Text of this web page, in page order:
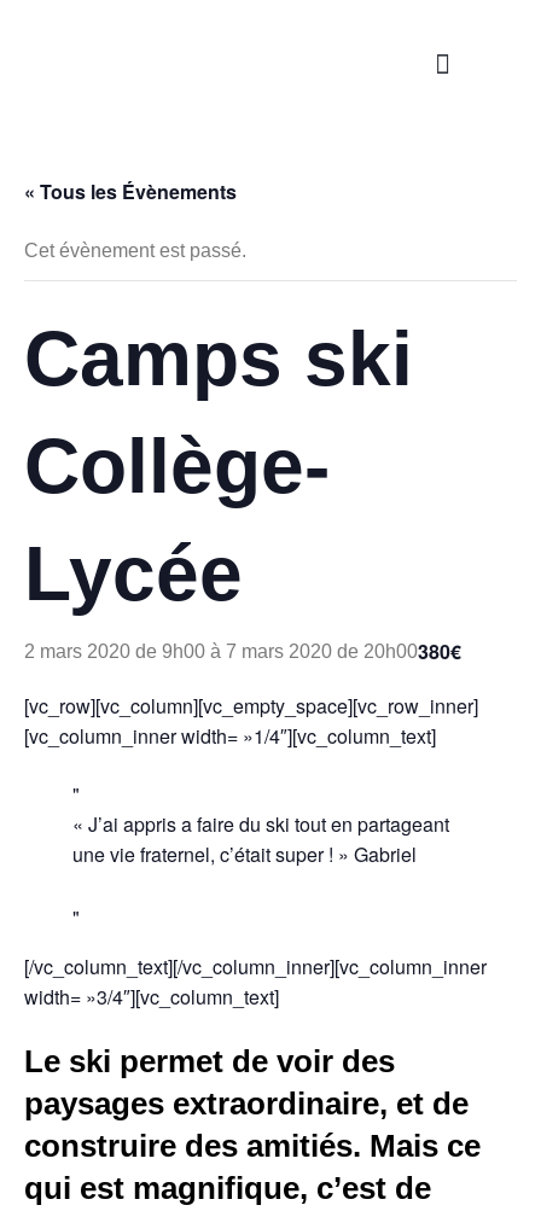
« Tous les Évènements
Cet évènement est passé.
Camps ski
Collège-
Lycée
2 mars 2020 de 9h00 à 7 mars 2020 de 20h00380€
[vc_row][vc_column][vc_empty_space][vc_row_inner]
[vc_column_inner width= »1/4″][vc_column_text]
« J’ai appris a faire du ski tout en partageant
une vie fraternel, c’était super ! » Gabriel
[/vc_column_text][/vc_column_inner][vc_column_inner
width= »3/4″][vc_column_text]
Le ski permet de voir des
paysages extraordinaire, et de
construire des amitiés. Mais ce
qui est magnifique, c’est de